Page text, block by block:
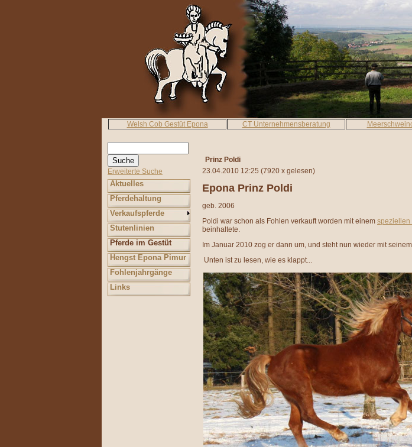
Welsh Cob Gestüt Epona CT Unternehmensberatung
Erweiterte Suche
Aktuelles
Pferdehaltung
Verkaufspferde
Stutenlinien
Pferde im Gestüt
Hengst Epona Pimur
Fohlenjahrgänge
Links
Prinz Poldi
23.04.2010 12:25 (7920 x gelesen)
Epona Prinz Poldi
geb. 2006
Poldi war schon als Fohlen verkauft worden mit einem speziellen
beinhaltete.
Im Januar 2010 zog er dann um, und steht nun wieder mit
Unten ist zu lesen, wie es klappt...